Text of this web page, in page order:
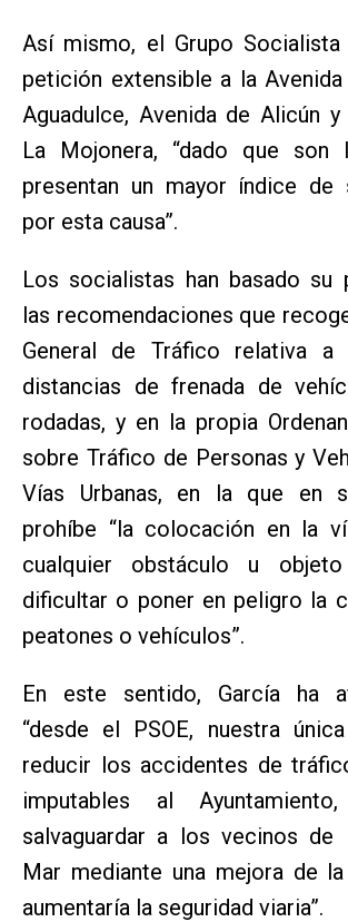
Así mismo, el Grupo
petición extensible a la
Aguadulce, Avenida de Alicún
La Mojonera, “dado que son
presentan un mayor índice de
por esta causa”.
Los socialistas han basado su
las recomendaciones que
General de Tráfico relativa
distancias de frenada de
rodadas, y en la propia
sobre Tráfico de Personas y
Vías Urbanas, en la que en
prohíbe “la colocación en la
cualquier obstáculo u
dificultar o poner en peligro la
peatones o vehículos”.
En este sentido, García ha
“desde el PSOE, nuestra
reducir los accidentes de
imputables al
salvaguardar a los vecinos de
Mar mediante una mejora de
aumentaría la seguridad viaria”.